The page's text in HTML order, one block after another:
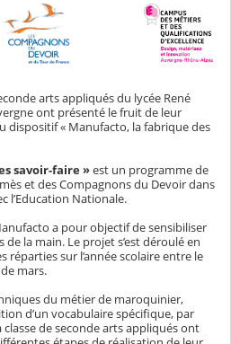
arts appliqués du lycée René
ont présenté le fruit de leur
dispositif « Manufacto, la fabrique des
savoir-faire »est un programme de
et des Compagnons du Devoir dans
l’Education Nationale.
a pour objectif de sensibiliser
la main. Le projet s’est déroulé en
réparties sur l’année scolaire entre le
mars.
du métier de maroquinier,
d’un vocabulaire spécifique, par
de seconde arts appliqués ont